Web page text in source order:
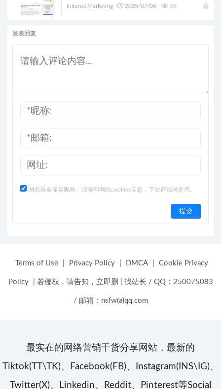
Internet Marketing 2025/07/06 55
发表回复
浏览器会保存昵称、邮箱和网站cookies信息，下次评论时使用。
Terms of Use Privacy Policy DMCA Cookie Privacy
Policy 若侵权，请告知，立即删 找站长 / QQ：250075083
/ 邮箱：nsfw(a)qq.com
最实在的网络营销干货分享网站，最新的
Tiktok(TT\TK)、Facebook(FB)、Instagram(INS\IG)、
Twitter(X)、Linkedin、Reddit、Pinterest等Social